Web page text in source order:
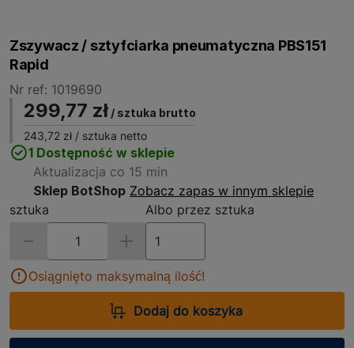
Zszywacz / sztyfciarka pneumatyczna PBS151
Rapid
Nr ref: 1019690
299,77 zł / sztuka brutto
243,72 zł / sztuka netto
1 Dostępność w sklepie
Aktualizacja co 15 min
Sklep BotShop Zobacz zapas w innym sklepie
sztuka
Albo przez sztuka
Osiągnięto maksymalną ilość!
Dodaj do koszyka